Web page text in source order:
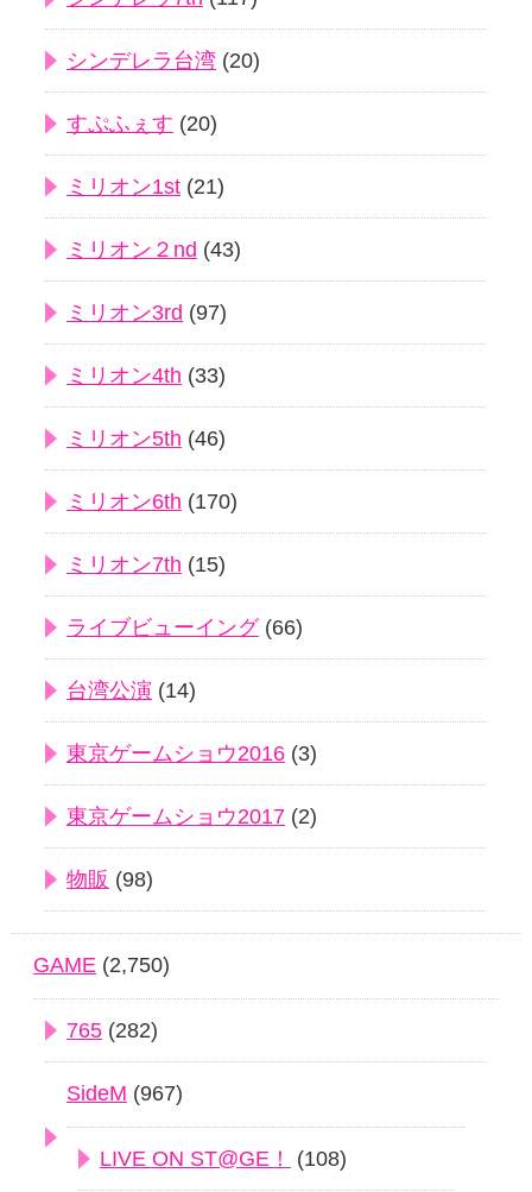
シンデレラ台湾 (20)
すぷふぇす (20)
ミリオン1st (21)
ミリオン２nd (43)
ミリオン3rd (97)
ミリオン4th (33)
ミリオン5th (46)
ミリオン6th (170)
ミリオン7th (15)
ライブビューイング(66)
台湾公演 (14)
東京ゲームショウ2016 (3)
東京ゲームショウ2017 (2)
物販 (98)
GAME (2,750)
765 (282)
SideM (967)
LIVE ON ST@GE！ (108)